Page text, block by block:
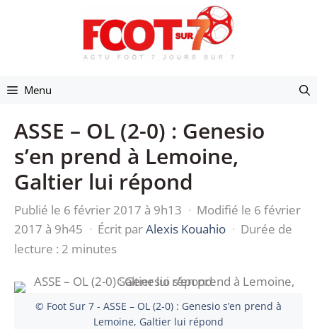
Menu
ASSE – OL (2-0) : Genesio
s’en prend à Lemoine,
Galtier lui répond
Publié le 6 février 2017 à 9h13 · Modifié le 6 février
2017 à 9h45 · Écrit parAlexis Kouahio · Durée de
lecture : 2 minutes
© Foot Sur 7 - ASSE – OL (2-0) : Genesio s’en prend à
Lemoine, Galtier lui répond